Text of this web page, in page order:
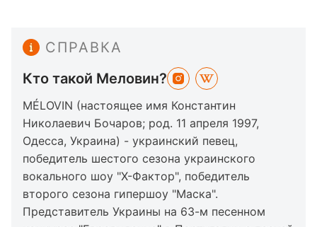
СПРАВКА
Кто такой Меловин?
MÉLOVIN (настоящее имя Константин
Николаевич Бочаров; род. 11 апреля 1997,
Одесса, Украина) - украинский певец,
победитель шестого сезона украинского
вокального шоу "X-Фактор", победитель
второго сезона гипершоу "Маска".
Представитель Украины на 63-м песенном